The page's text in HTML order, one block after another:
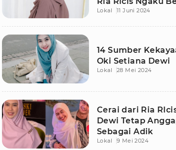
Lama ke Orang
Lokal 11 Juni 2024
14 Sumber
Oki Setiana Dewi
Lokal 28 Mei 2024
Cerai dari Ria
Dewi Tetap
Sebagai Adik
Lokal 9 Mei 2024